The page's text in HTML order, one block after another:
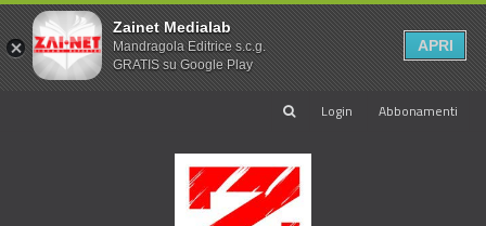
Login Abbonamenti
Zainet Medialab
Mandragola Editrice s.c.g.
GRATIS su Google Play
APRI